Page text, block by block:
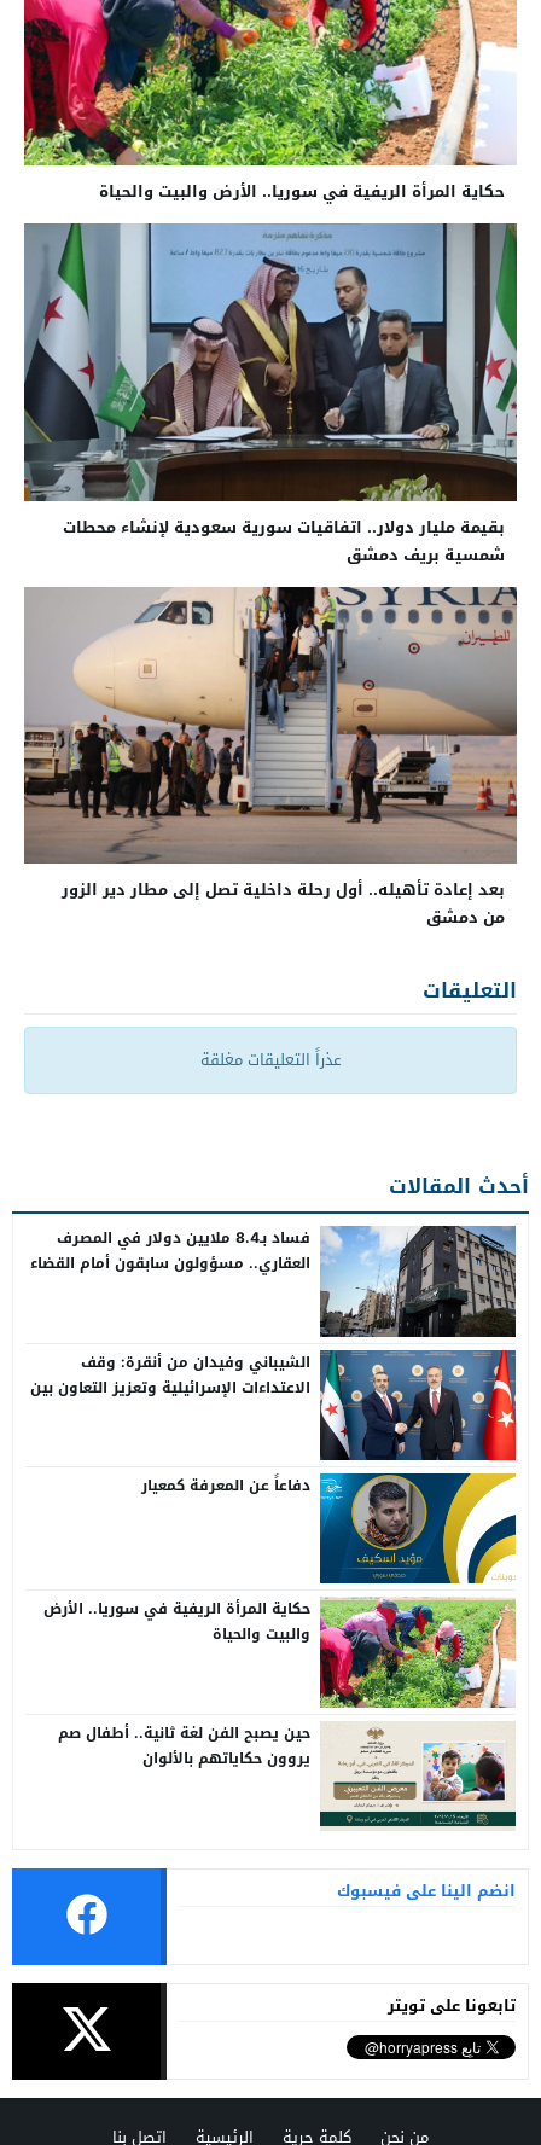
حكاية المرأة الريفية في سوريا.. الأرض والبيت والحياة
بقيمة مليار دولار.. اتفاقيات سورية سعودية لإنشاء محطات
شمسية بريف دمشق
بعد إعادة تأهيله.. أول رحلة داخلية تصل إلى مطار دير الزور
من دمشق
التعليقات
عذراً التعليقات مغلقة
أحدث المقالات
فساد بـ8.4 ملايين دولار في المصرف
العقاري.. مسؤولون سابقون أمام القضاء
الشيباني وفيدان من أنقرة: وقف
الاعتداءات الإسرائيلية وتعزيز التعاون بين
دفاعاً عن المعرفة كمعيار
حكاية المرأة الريفية في سوريا.. الأرض
والبيت والحياة
حين يصبح الفن لغة ثانية.. أطفال صم
يروون حكاياتهم بالألوان
انضم الينا على فيسبوك
تابعونا على تويتر
من نحن كلمة حرية الرئيسية اتصل بنا